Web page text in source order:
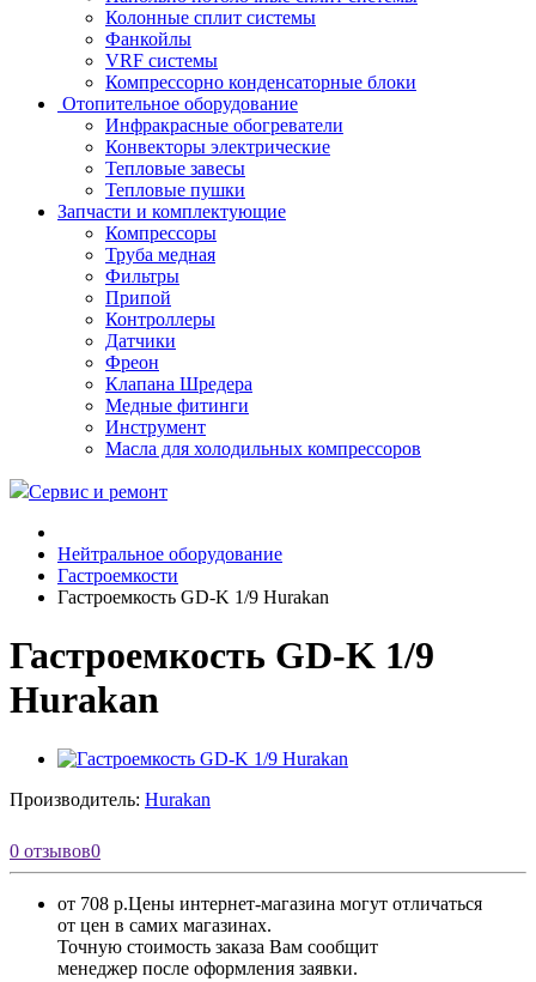
Колонные сплит системы
Фанкойлы
VRF системы
Компрессорно конденсаторные блоки
Отопительное оборудование
Инфракрасные обогреватели
Конвекторы электрические
Тепловые завесы
Тепловые пушки
Запчасти и комплектующие
Компрессоры
Труба медная
Фильтры
Припой
Контроллеры
Датчики
Фреон
Клапана Шредера
Медные фитинги
Инструмент
Масла для холодильных компрессоров
Сервис и ремонт
Нейтральное оборудование
Гастроемкости
Гастроемкость GD-K 1/9 Hurakan
Гастроемкость GD-K 1/9
Hurakan
Производитель: Hurakan
0 отзывов0
от 708 р.Цены интернет-магазина могут отличаться
от цен в самих магазинах.
Точную стоимость заказа Вам сообщит
менеджер после оформления заявки.